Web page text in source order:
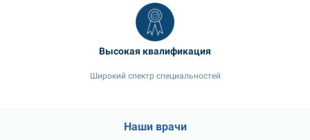
Высокая квалификация
Широкий спектр специальностей
Наши врачи